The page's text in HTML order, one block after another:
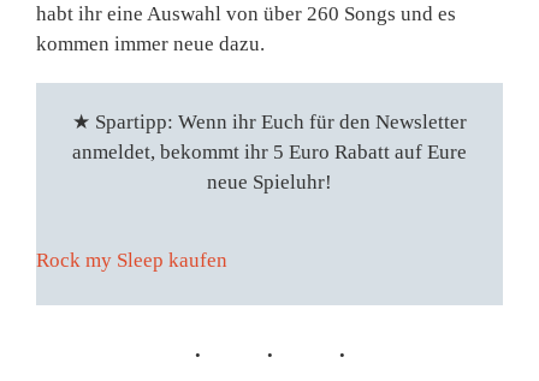
habt ihr eine Auswahl von über 260 Songs und es
kommen immer neue dazu.
★ Spartipp: Wenn ihr Euch für den Newsletter
anmeldet, bekommt ihr 5 Euro Rabatt auf Eure
neue Spieluhr!
Rock my Sleep kaufen